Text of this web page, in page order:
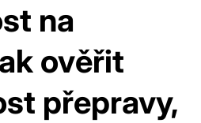
na
ověřit
přepravy,